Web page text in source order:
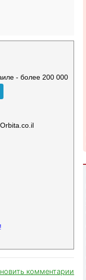
- более 200 000
комментарии